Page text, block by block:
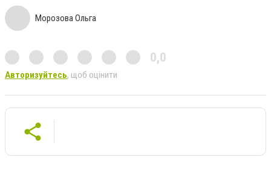
Морозова Ольга
0,0
Авторизуйтесь, щоб оцінити